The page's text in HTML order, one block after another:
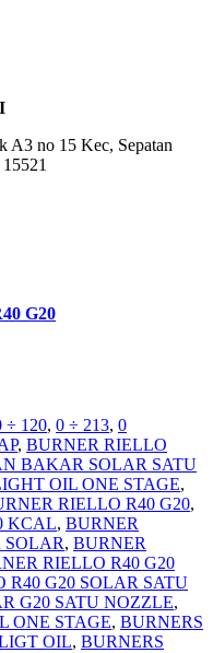
A3 no 15 Kec, Sepatan
G20
÷ 120, 0 ÷ 213, 0
, BURNER RIELLO
BAKAR SOLAR SATU
OIL ONE STAGE,
RIELLO R40 G20,
KCAL, BURNER
, BURNER
RIELLO R40 G20
R40 G20 SOLAR SATU
G20 SATU NOZZLE,
ONE STAGE, BURNERS
OIL, BURNERS